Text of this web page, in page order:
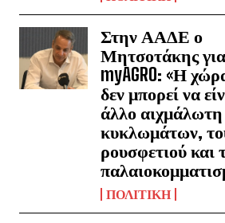
Στην ΑΑΔΕ ο
Μητσοτάκης
myAGRO: «Η
δεν μπορεί να
άλλο
κυκλωμάτων,
ρουσφετιού και
ΠΟΛΙΤΙΚΗ